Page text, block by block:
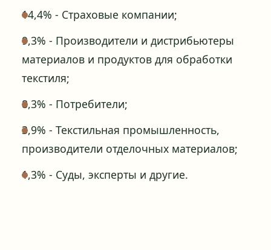
14,4% - Страховые компании;
9,3% - Производители и дистрибьютеры
материалов и продуктов для обработки
текстиля;
8,3% - Потребители;
3,9% - Текстильная промышленность,
производители отделочных материалов;
1,3% - Суды, эксперты и другие.